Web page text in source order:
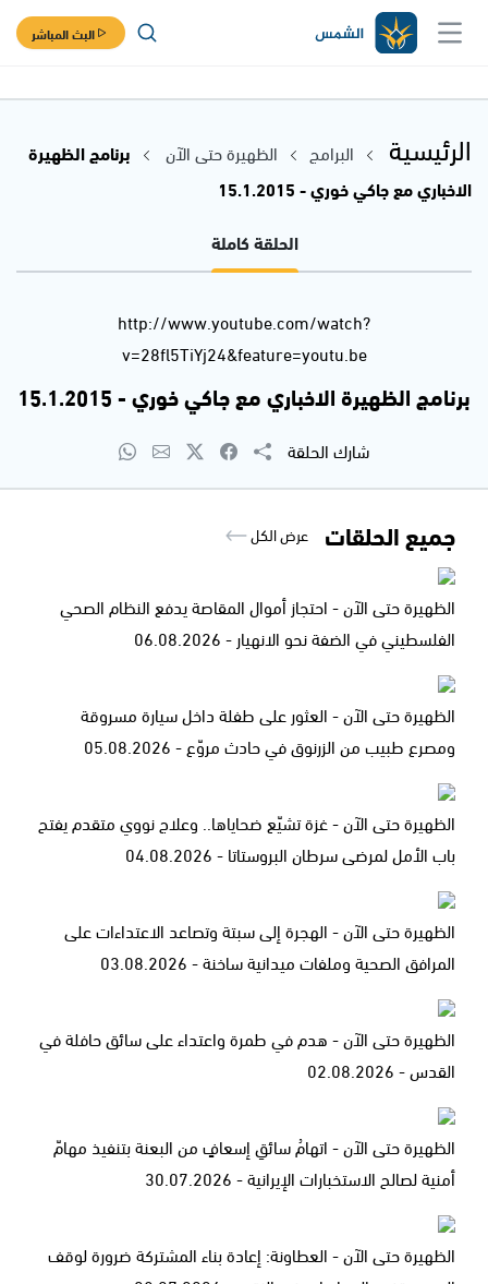
البث المباشر
الرئيسية البرامج الظهيرة حتى الآن
برنامج الظهيرة
الاخباري مع جاكي خوري - 15.1.2015
الحلقة كاملة
http://www.youtube.com/watch?
v=28fl5TiYj24&feature=youtu.be
برنامج الظهيرة الاخباري مع جاكي خوري - 15.1.2015
شارك الحلقة
جميع الحلقات عرض الكل
الظهيرة حتى الآن - احتجاز أموال المقاصة يدفع النظام الصحي
الفلسطيني في الضفة نحو الانهيار - 06.08.2026
الظهيرة حتى الآن - العثور على طفلة داخل سيارة مسروقة
ومصرع طبيب من الزرنوق في حادث مروّع - 05.08.2026
الظهيرة حتى الآن - غزة تشيّع ضحاياها.. وعلاج نووي متقدم يفتح
باب الأمل لمرضى سرطان البروستاتا - 04.08.2026
الظهيرة حتى الآن - الهجرة إلى سبتة وتصاعد الاعتداءات على
المرافق الصحية وملفات ميدانية ساخنة - 03.08.2026
الظهيرة حتى الآن - هدم في طمرة واعتداء على سائق حافلة في
القدس - 02.08.2026
الظهيرة حتى الآن - اتهامُ سائقِ إسعافٍ من البعنة بتنفيذ مهامّ
أمنية لصالح الاستخبارات الإيرانية - 30.07.2026
الظهيرة حتى الآن - العطاونة: إعادة بناء المشتركة ضرورة لوقف